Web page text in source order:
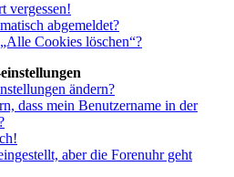
vergessen!
abgemeldet?
Cookies löschen“?
ändern?
dass mein Benutzername in der
aber die Forenuhr geht